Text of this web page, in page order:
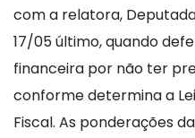
com a relatora,
17/05 último, quando
financeira por não ter
conforme determina a
Fiscal. As ponderações